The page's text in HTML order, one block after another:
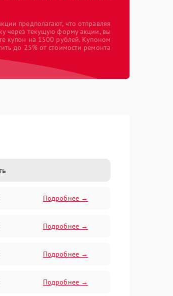
предполагают, что отправляя
через текущую форму акции, вы
купон на 1500 рублей. Купоном
до 25% от стоимости ремонта
Подробнее →
Подробнее →
Подробнее →
Подробнее →